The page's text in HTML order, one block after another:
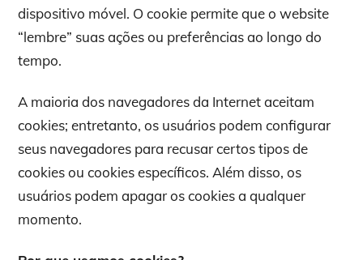
dispositivo móvel. O cookie permite que o website
“lembre” suas ações ou preferências ao longo do
tempo.
A maioria dos navegadores da Internet aceitam
cookies; entretanto, os usuários podem configurar
seus navegadores para recusar certos tipos de
cookies ou cookies específicos. Além disso, os
usuários podem apagar os cookies a qualquer
momento.